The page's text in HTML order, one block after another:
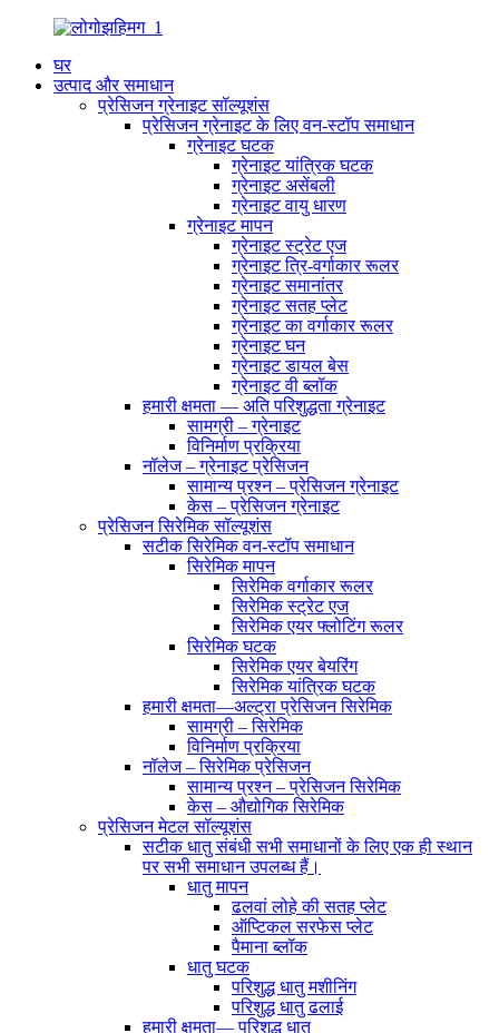
घर
उत्पाद और समाधान
प्रेसिजन ग्रेनाइट सॉल्यूशंस
प्रेसिजन ग्रेनाइट के लिए वन-स्टॉप समाधान
ग्रेनाइट घटक
ग्रेनाइट यांत्रिक घटक
ग्रेनाइट असेंबली
ग्रेनाइट वायु धारण
ग्रेनाइट मापन
ग्रेनाइट स्ट्रेट एज
ग्रेनाइट त्रि-वर्गाकार रूलर
ग्रेनाइट समानांतर
ग्रेनाइट सतह प्लेट
ग्रेनाइट का वर्गाकार रूलर
ग्रेनाइट घन
ग्रेनाइट डायल बेस
ग्रेनाइट वी ब्लॉक
हमारी क्षमता — अति परिशुद्धता ग्रेनाइट
सामग्री – ग्रेनाइट
विनिर्माण प्रक्रिया
नॉलेज – ग्रेनाइट प्रेसिजन
सामान्य प्रश्न – प्रेसिजन ग्रेनाइट
केस – प्रेसिजन ग्रेनाइट
प्रेसिजन सिरेमिक सॉल्यूशंस
सटीक सिरेमिक वन-स्टॉप समाधान
सिरेमिक मापन
सिरेमिक वर्गाकार रूलर
सिरेमिक स्ट्रेट एज
सिरेमिक एयर फ्लोटिंग रूलर
सिरेमिक घटक
सिरेमिक एयर बेयरिंग
सिरेमिक यांत्रिक घटक
हमारी क्षमता—अल्ट्रा प्रेसिजन सिरेमिक
सामग्री – सिरेमिक
विनिर्माण प्रक्रिया
नॉलेज – सिरेमिक प्रेसिजन
सामान्य प्रश्न – प्रेसिजन सिरेमिक
केस – औद्योगिक सिरेमिक
प्रेसिजन मेटल सॉल्यूशंस
सटीक धातु संबंधी सभी समाधानों के लिए एक ही स्थान
पर सभी समाधान उपलब्ध हैं।
धातु मापन
ढलवां लोहे की सतह प्लेट
ऑप्टिकल सरफेस प्लेट
पैमाना ब्लॉक
धातु घटक
परिशुद्ध धातु मशीनिंग
परिशुद्ध धातु ढलाई
हमारी क्षमता— परिशुद्ध धातु